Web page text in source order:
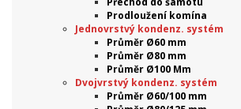
Prodloužení komína
Jednovrstvý kondenz. systém
Průměr Ø60 mm
Průměr Ø80 mm
Průměr Ø100 Mm
Dvojvrstvý kondenz. systém
Průměr Ø60/100 mm